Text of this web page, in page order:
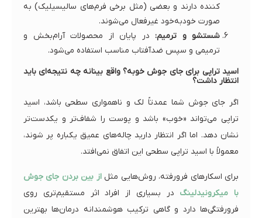
کننده دارند و بعضی (مثل برخی فرم‌های سالیسیلیک) به
صورت خودبه‌خود غیرفعال می‌شوند.
شستشو و ترمیم: در پایان از محصولات آرام‌بخش و
ترمیمی و سپس ضدآفتاب مناسب استفاده می‌شود.
اسید تراپی برای جای جوش خوبه؟ واقع بینانه چه نتیجه‌ای باید
انتظار داشت؟
اگر جای جوش شما عمدتاً لک و ناهمواری سطحی باشد، اسید
تراپی می‌تواند «خوب» باشد و پوست را شفاف‌تر و یکدست‌تر
نشان دهد. اما اگر انتظار دارید چاله‌های عمیق یکباره پر شوند،
معمولاً با اسید تراپی سطحی این اتفاق نمی‌افتد.
برای اسکارهای فرورفته، روش‌هایی مثلاز بین بردن جای جوش
با میکرونیدلینگ در بسیاری از افراد اثر مستقیم‌تری روی
فرورفتگی‌ها دارد و گاهی ترکیب هوشمندانه درمان‌ها بهترین